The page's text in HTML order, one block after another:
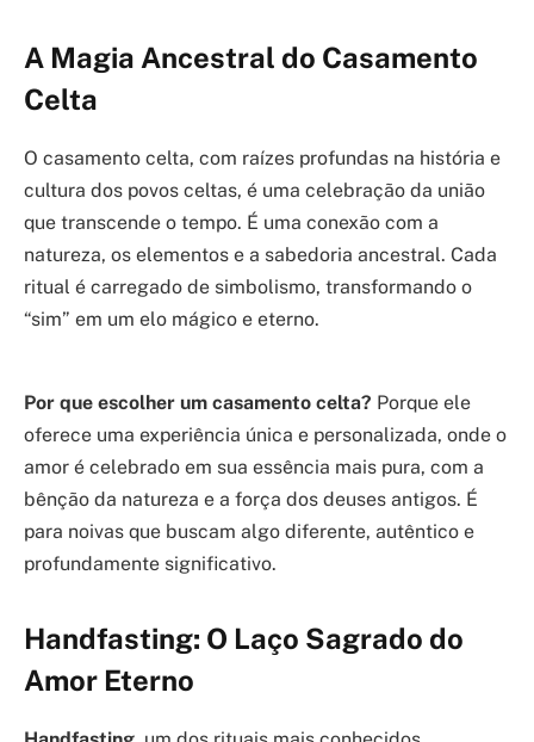
A Magia Ancestral do Casamento
Celta
O casamento celta, com raízes profundas na história e
cultura dos povos celtas, é uma celebração da união
que transcende o tempo. É uma conexão com a
natureza, os elementos e a sabedoria ancestral. Cada
ritual é carregado de simbolismo, transformando o
“sim” em um elo mágico e eterno.
Por que escolher um casamento celta? Porque ele
oferece uma experiência única e personalizada, onde o
amor é celebrado em sua essência mais pura, com a
bênção da natureza e a força dos deuses antigos. É
para noivas que buscam algo diferente, autêntico e
profundamente significativo.
Handfasting: O Laço Sagrado do
Amor Eterno